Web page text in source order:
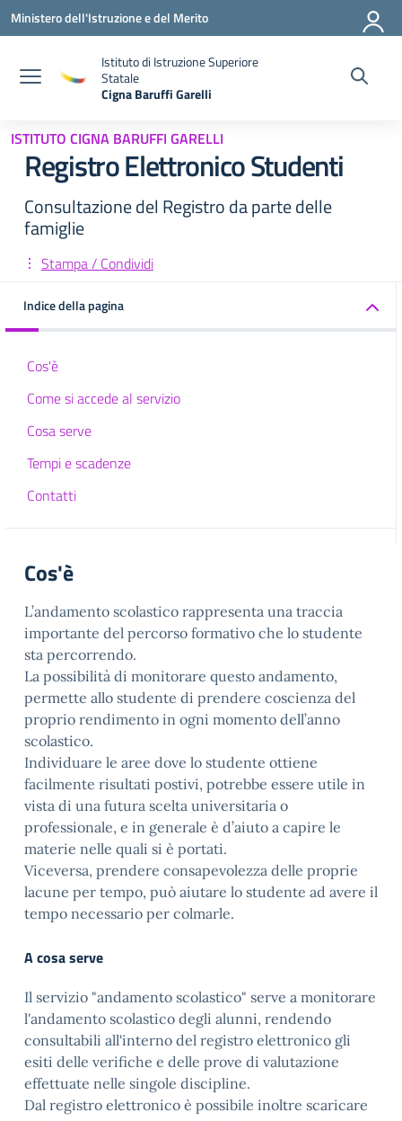
Vai ai contenuti
Vai al menu di navigazione
Vai al footer
Ministero dell'Istruzione e del Merito
Istituto di Istruzione Superiore
Statale
Cigna Baruffi Garelli
ISTITUTO CIGNA BARUFFI GARELLI
Registro Elettronico Studenti
Consultazione del Registro da parte delle
famiglie
Stampa / Condividi
Indice della pagina
Cos'è
Come si accede al servizio
Cosa serve
Tempi e scadenze
Contatti
Cos'è
L’andamento scolastico rappresenta una traccia
importante del percorso formativo che lo studente
sta percorrendo.
La possibilità di monitorare questo andamento,
permette allo studente di prendere coscienza del
proprio rendimento in ogni momento dell’anno
scolastico.
Individuare le aree dove lo studente ottiene
facilmente risultati postivi, potrebbe essere utile in
vista di una futura scelta universitaria o
professionale, e in generale è d’aiuto a capire le
materie nelle quali si è portati.
Viceversa, prendere consapevolezza delle proprie
lacune per tempo, può aiutare lo studente ad avere il
tempo necessario per colmarle.
A cosa serve
Il servizio "andamento scolastico" serve a monitorare
l'andamento scolastico degli alunni, rendendo
consultabili all'interno del registro elettronico gli
esiti delle verifiche e delle prove di valutazione
effettuate nelle singole discipline.
Dal registro elettronico è possibile inoltre scaricare